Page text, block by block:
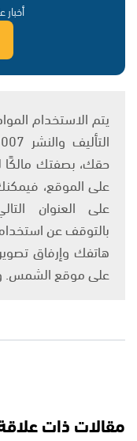
أخبار
حقك، بصفتك مالكًا
على الموقع، فيمكنك
بالتوقف عن
هاتفك وإرفاق
على موقع الشمس.
مقالات ذات